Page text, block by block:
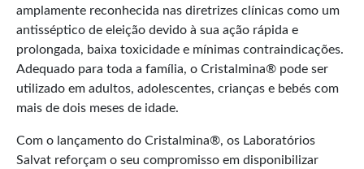
amplamente reconhecida nas diretrizes clínicas como um
antisséptico de eleição devido à sua ação rápida e
prolongada, baixa toxicidade e mínimas contraindicações.
Adequado para toda a família, o Cristalmina® pode ser
utilizado em adultos, adolescentes, crianças e bebés com
mais de dois meses de idade.
Com o lançamento do Cristalmina®, os Laboratórios
Salvat reforçam o seu compromisso em disponibilizar